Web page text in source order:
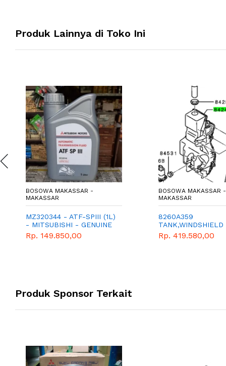
Produk Lainnya di Toko Ini
BOSOWA MAKASSAR -
MAKASSAR
MZ320344 - ATF-SPIII (1L)
- MITSUBISHI - GENUINE
Rp. 149.850,00
BOSOWA MAKASSAR -
MAKASSAR
8260A359
TANK,WINDSHIELD
WASHER
Rp. 419.580,00
Produk Sponsor Terkait